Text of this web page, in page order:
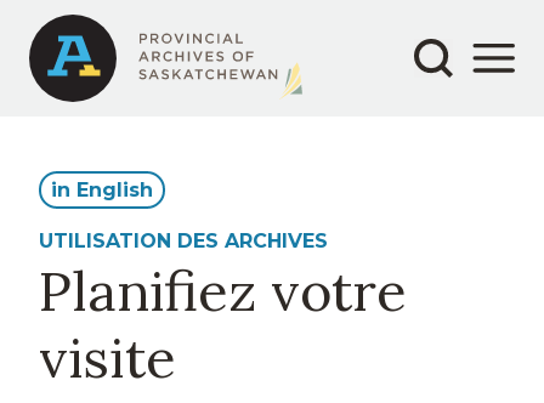
contenu
principal
Secondary
navigation
Main
navigation
in English
UTILISATION DES ARCHIVES
Planifiez votre
visite